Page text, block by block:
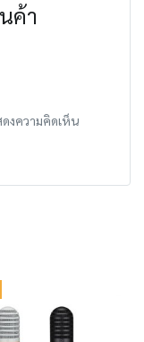
ค้า
งความคิดเห็น